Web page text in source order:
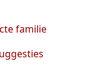
familie